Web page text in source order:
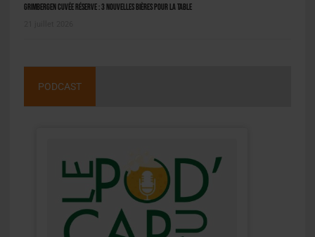
Grimbergen Cuvée Réserve : 3 nouvelles bières pour la table
PODCAST